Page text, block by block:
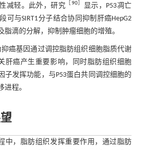
减轻。此外，研究 ［90］
显示，P53凋亡
可与SIRT1分子结合协同抑制肝癌HepG2
脂滴的分解，抑制肿瘤细胞的增殖。
癌基因通过调控脂肪组织细胞脂质代谢
肝癌产生重要影响，同时脂肪组织细胞
子发挥功能，与P53蛋白共同调控细胞的
进程。
中，脂肪组织发挥重要作用，通过脂肪